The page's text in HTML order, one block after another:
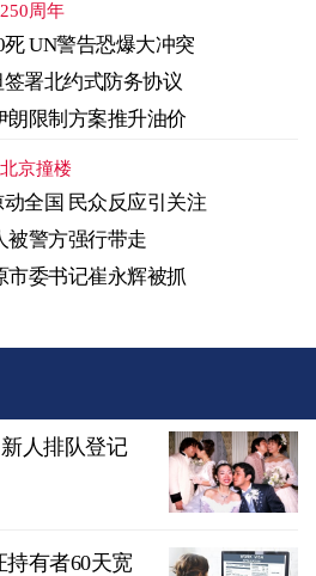
周年
UN警告恐爆大冲突
署北约式防务协议
朗限制方案推升油价
京撞楼
全国 民众反应引关注
被警方强行带走
市委书记崔永辉被抓
人排队登记
有者60天宽